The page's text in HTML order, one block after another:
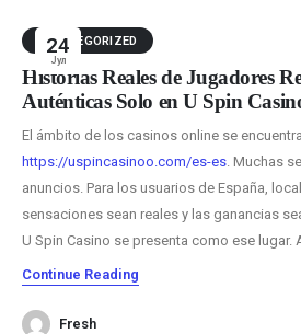
24
Јул
UNCATEGORIZED
Historias Reales de Jugadores
Auténticas Solo en U Spin
El ámbito de los casinos online se
https://uspincasinoo.com/es-es . Muchas
anuncios. Para los usuarios de España,
sensaciones sean reales y las ganancias
U Spin Casino se presenta como ese lugar.
Continue Reading
Fresh